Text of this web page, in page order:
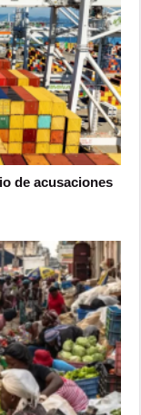
de acusaciones